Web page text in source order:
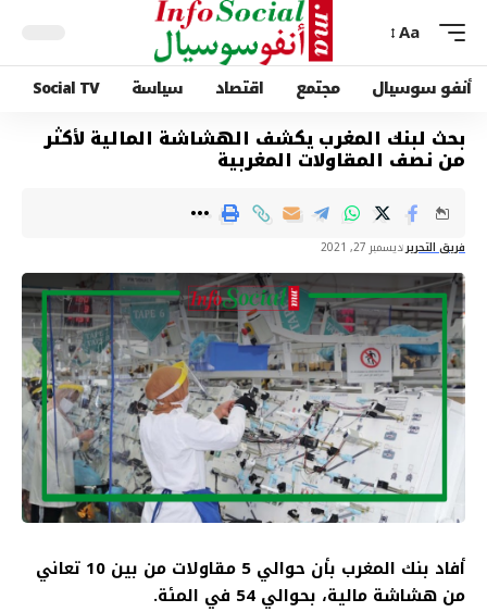
Aa
أنفو سوسيال مجتمع اقتصاد سياسة Social TV
بحث لبنك المغرب يكشف الهشاشة المالية لأكثر
من نصف المقاولات المغربية
فريق التحريرديسمبر 27, 2021
أفاد بنك المغرب بأن حوالي 5 مقاولات من بين 10 تعاني
من هشاشة مالية، بحوالي 54 في المئة.